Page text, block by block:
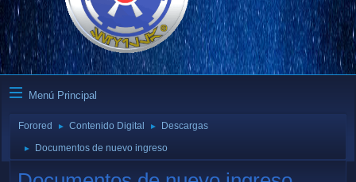
Menú Principal
Forored ► Contenido Digital ► Descargas
► Documentos de nuevo ingreso